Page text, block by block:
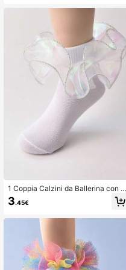
1 Coppia Calzini da Ballerina con V
olant in Pizzo per Ragazze, Calzini
per Abiti da Principessa per Feste di
3.45€